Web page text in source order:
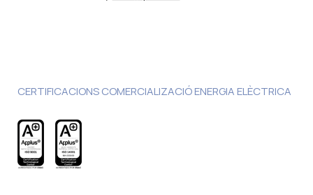
CERTIFICACIONS COMERCIALIZACIÓ ENERGIA ELÈCTRICA